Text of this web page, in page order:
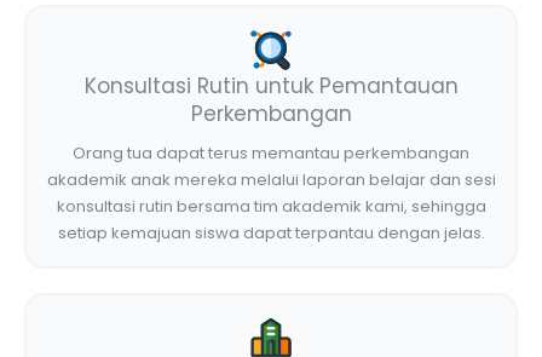
Konsultasi Rutin untuk Pemantauan
Perkembangan
Orang tua dapat terus memantau perkembangan
akademik anak mereka melalui laporan belajar dan sesi
konsultasi rutin bersama tim akademik kami, sehingga
setiap kemajuan siswa dapat terpantau dengan jelas.